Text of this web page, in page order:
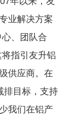
业解决方案
、团队合
指引友升铝
供应商。在
排目标，支持
我们在铝产